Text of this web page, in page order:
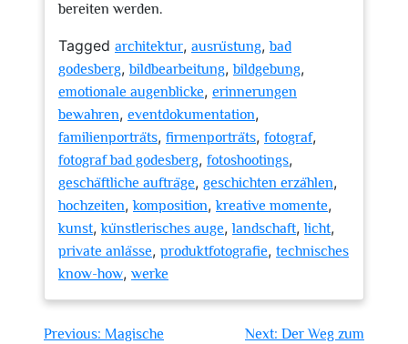
bereiten werden.
Tagged architektur, ausrüstung,bad
godesberg,bildbearbeitung,bildgebung,
emotionale augenblicke, erinnerungen
bewahren, eventdokumentation,
familienporträts, firmenporträts, fotograf,
fotograf bad godesberg, fotoshootings,
geschäftliche aufträge, geschichten erzählen,
hochzeiten,komposition,kreative momente,
kunst,künstlerisches auge,landschaft,licht,
private anlässe, produktfotografie, technisches
know-how, werke
Beitragsnavigation
Previous: Magische
Next: Der Weg zum